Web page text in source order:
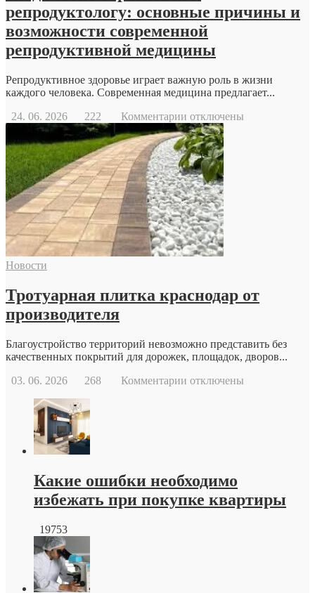
репродуктологу: основные причины и
возможности современной
репродуктивной медицины
Репродуктивное здоровье играет важную роль в жизни
каждого человека. Современная медицина предлагает...
24. 06. 2026
222 Комментарии к
записи
Когда
стоит
обратиться
к
репродуктологу:
основные
причины
и
возможности
современной
отключены
Новости
Тротуарная плитка краснодар от
производителя
Благоустройство территорий невозможно представить без
качественных покрытий для дорожек, площадок, дворов...
03. 06. 2026
268 Комментарии котключены
Какие ошибки необходимо
избежать при покупке квартиры
19753